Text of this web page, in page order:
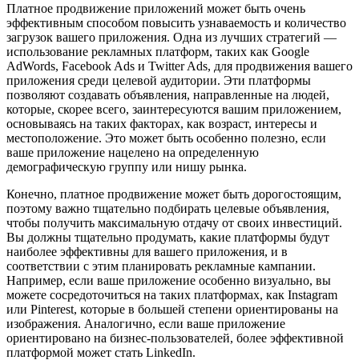
Платное продвижение приложений может быть очень
эффективным способом повысить узнаваемость и количество
загрузок вашего приложения. Одна из лучших стратегий —
использование рекламных платформ, таких как Google
AdWords, Facebook Ads и Twitter Ads, для продвижения вашего
приложения среди целевой аудитории. Эти платформы
позволяют создавать объявления, направленные на людей,
которые, скорее всего, заинтересуются вашим приложением,
основываясь на таких факторах, как возраст, интересы и
местоположение. Это может быть особенно полезно, если
ваше приложение нацелено на определенную
демографическую группу или нишу рынка.
Конечно, платное продвижение может быть дорогостоящим,
поэтому важно тщательно подбирать целевые объявления,
чтобы получить максимальную отдачу от своих инвестиций.
Вы должны тщательно продумать, какие платформы будут
наиболее эффективны для вашего приложения, и в
соответствии с этим планировать рекламные кампании.
Например, если ваше приложение особенно визуально, вы
можете сосредоточиться на таких платформах, как Instagram
или Pinterest, которые в большей степени ориентированы на
изображения. Аналогично, если ваше приложение
ориентировано на бизнес-пользователей, более эффективной
платформой может стать LinkedIn.